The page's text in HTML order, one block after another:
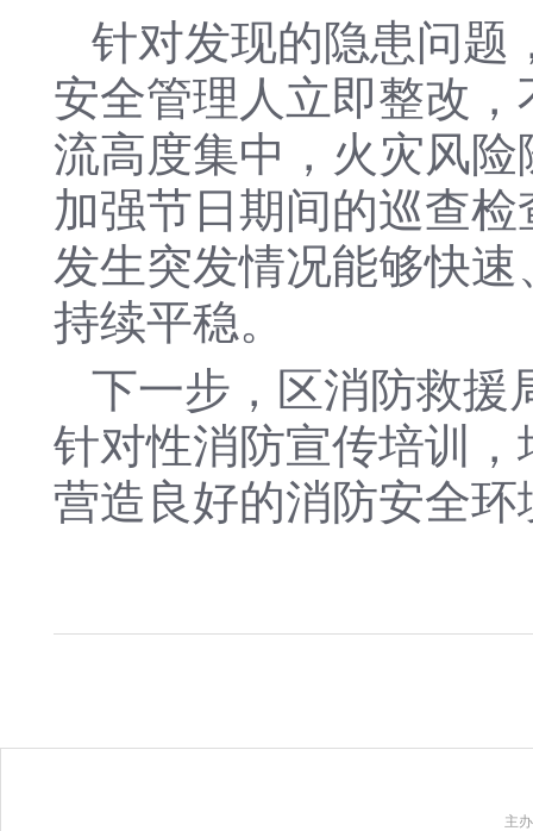
针对发现的隐患问题
安全管理人立即整改
流高度集中，火灾风
加强节日期间的巡查
发生突发情况能够快
持续平稳。
下一步，区消防救援
针对性消防宣传培训
营造良好的消防安全环
主